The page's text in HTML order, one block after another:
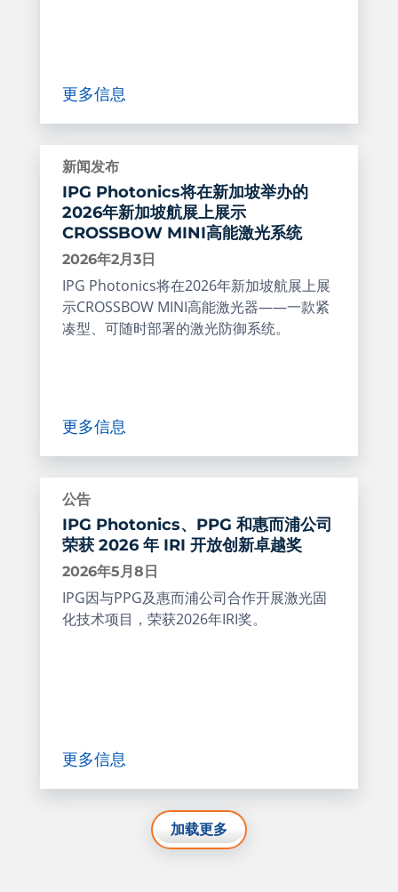
更多信息
新闻发布
IPG Photonics将在新加坡举办的
2026年新加坡航展上展示
CROSSBOW MINI高能激光系统
2026年2月3日
IPG Photonics将在2026年新加坡航展上展
示CROSSBOW MINI高能激光器——一款紧
凑型、可随时部署的激光防御系统。
更多信息
公告
IPG Photonics、PPG 和惠而浦公司
荣获 2026 年 IRI 开放创新卓越奖
2026年5月8日
IPG因与PPG及惠而浦公司合作开展激光固
化技术项目，荣获2026年IRI奖。
更多信息
加载更多